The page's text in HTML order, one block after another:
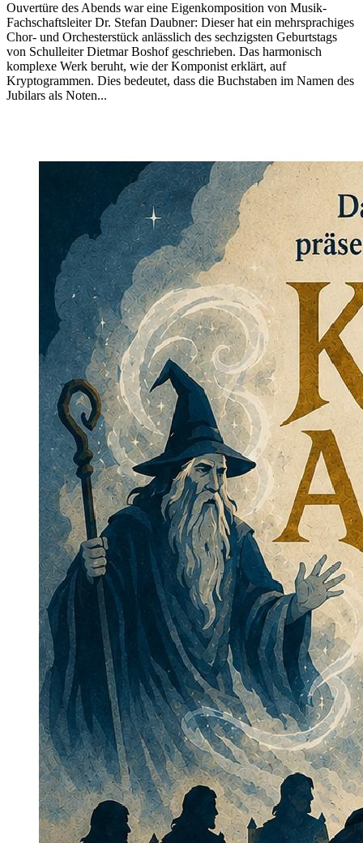
Ouvertüre des Abends war eine Eigenkomposition von Musik-
Fachschaftsleiter Dr. Stefan Daubner: Dieser hat ein mehrsprachiges
Chor- und Orchesterstück anlässlich des sechzigsten Geburtstags
von Schulleiter Dietmar Boshof geschrieben. Das harmonisch
komplexe Werk beruht, wie der Komponist erklärt, auf
Kryptogrammen. Dies bedeutet, dass die Buchstaben im Namen des
Jubilars als Noten...